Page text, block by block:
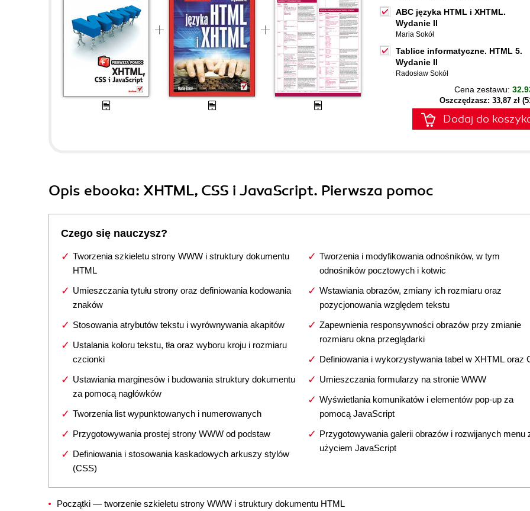
ABC języka HTML i XHTML.
Wydanie II
Maria Sokół
Tablice informatyczne. HTML 5.
Wydanie II
Radosław Sokół
Cena zestawu:
Oszczędzasz: 33,87 zł
Dodaj do
Opis ebooka: XHTML, CSS i JavaScript. Pierwsza pomoc
Czego się nauczysz?
Tworzenia szkieletu strony WWW i struktury dokumentu
HTML
Umieszczania tytułu strony oraz definiowania kodowania
znaków
Stosowania atrybutów tekstu i wyrównywania akapitów
Ustalania koloru tekstu, tła oraz wyboru kroju i rozmiaru
czcionki
Ustawiania marginesów i budowania struktury dokumentu
za pomocą nagłówków
Tworzenia list wypunktowanych i numerowanych
Przygotowywania prostej strony WWW od podstaw
Definiowania i stosowania kaskadowych arkuszy stylów
(CSS)
Tworzenia i modyfikowania odnośników, w tym
odnośników pocztowych i kotwic
Wstawiania obrazów, zmiany ich rozmiaru oraz
pozycjonowania względem tekstu
Zapewnienia responsywności obrazów przy zmianie
rozmiaru okna przeglądarki
Definiowania i wykorzystywania tabel w XHTML oraz
Umieszczania formularzy na stronie WWW
Wyświetlania komunikatów i elementów pop-up za
pomocą JavaScript
Przygotowywania galerii obrazów i rozwijanych menu
użyciem JavaScript
Początki — tworzenie szkieletu strony WWW i struktury dokumentu HTML